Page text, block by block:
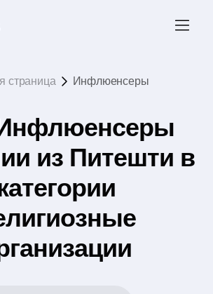
страница Инфлюенсеры
из Питешти в